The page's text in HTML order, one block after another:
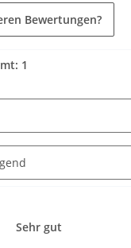
Bewertungen?
1
Sehr gut